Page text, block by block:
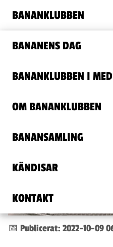
BANANKLUBBEN
BANANENS DAG
BANANKLUBBEN I
OM BANANKLUBBEN
BANANSAMLING
KÄNDISAR
KONTAKT
📅 Publicerat: 2022-10-09